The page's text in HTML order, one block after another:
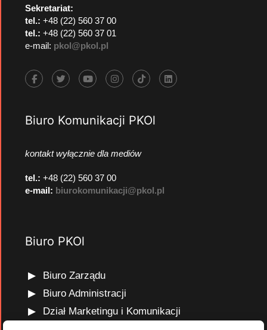
Sekretariat:
tel.: +48 (22) 560 37 00
tel.: +48 (22) 560 37 01
e-mail: pkol@pkol.pl
Biuro Komunikacji PKOl
kontakt wyłącznie dla mediów
tel.: +48 (22) 560 37 00
e-mail: biurokomunikacji@pkol.pl
Biuro PKOl
Biuro Zarządu
Biuro Administracji
Dział Marketingu i Komunikacji